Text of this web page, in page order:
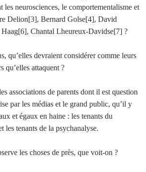
les neurosciences, le comportementalisme et
Delion[3], Bernard Golse[4], David
Chantal Lheureux-Davidse[7] ?
qu’elles devraient considérer comme leurs
qu’elles attaquent ?
associations de parents dont il est question
par les médias et le grand public, qu’il y
et égaux en haine : les tenants du
les tenants de la psychanalyse.
les choses de près, que voit-on ?